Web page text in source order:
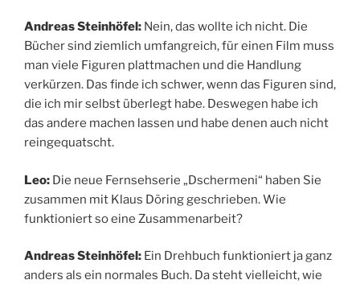
Andreas Steinhöfel: Nein, das wollte ich nicht. Die
Bücher sind ziemlich umfangreich, für einen Film muss
man viele Figuren plattmachen und die Handlung
verkürzen. Das finde ich schwer, wenn das Figuren sind,
die ich mir selbst überlegt habe. Deswegen habe ich
das andere machen lassen und habe denen auch nicht
reingequatscht.
Leo: Die neue Fernsehserie „Dschermeni“ haben Sie
zusammen mit Klaus Döring geschrieben. Wie
funktioniert so eine Zusammenarbeit?
Andreas Steinhöfel: Ein Drehbuch funktioniert ja ganz
anders als ein normales Buch. Da steht vielleicht, wie